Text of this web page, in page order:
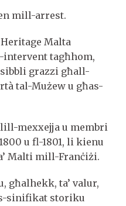
mill-arrest.
Malta
tagħhom,
grazzi għall-
tal-Mużew u għas-
mexxejja u membri
u fl-1801, li kienu
Malti mill-Franċiżi.
għalhekk, ta’ valur,
sinifikat storiku